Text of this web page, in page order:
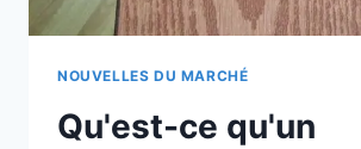
BOIS
NOUVELLES DU MARCHÉ
Qu'est-ce qu'un